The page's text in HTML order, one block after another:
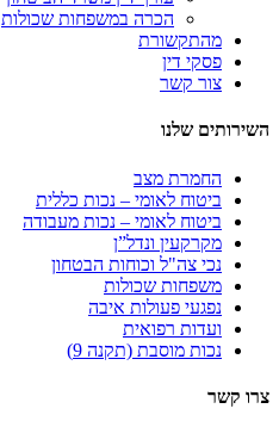
הכרה במשפחות שכולות
מהתקשורת
פסקי דין
צור קשר
השירותים שלנו
החמרת מצב
ביטוח לאומי – נכות כללית
ביטוח לאומי – נכות מעבודה
מקרקעין ונדל”ן
נכי צה"ל וכוחות הבטחון
משפחות שכולות
נפגעי פעולות איבה
ועדות רפואית
נכות מוסבת (תקנה 9)
צרו קשר